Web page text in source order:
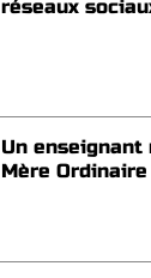
réseaux
Un enseignant
Mère Ordinaire